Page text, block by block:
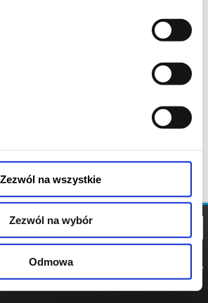
Zezwól na wszystkie
Zezwól na wybór
Odmowa
POLITYKA
POLITYKA